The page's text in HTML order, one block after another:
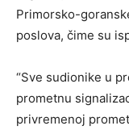
Primorsko-
poslova, čime su
“Sve sudionike u
prometnu
privremenoj